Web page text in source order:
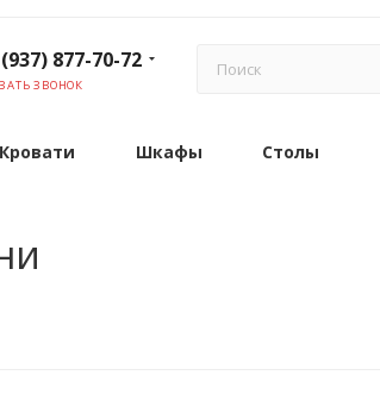
877-70-72
ЗВОНОК
Кровати Шкафы Столы